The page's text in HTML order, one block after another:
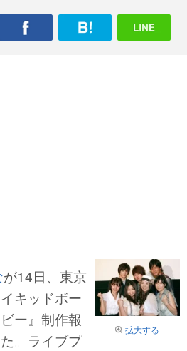
拡大する
が14日、東京
キッドボー
ー』制作報
。ライブプ